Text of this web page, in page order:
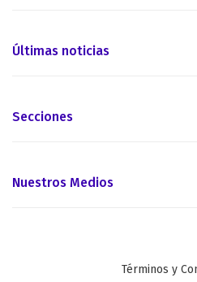
Últimas noticias
Secciones
Nuestros Medios
Términos y